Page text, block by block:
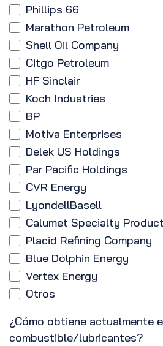
Phillips 66
Marathon Petroleum
Shell Oil Company
Citgo Petroleum
HF Sinclair
Koch Industries
BP
Motiva Enterprises
Delek US Holdings
Par Pacific Holdings
CVR Energy
LyondellBasell
Calumet Specialty
Placid Refining Company
Blue Dolphin Energy
Vertex Energy
Otros
¿Cómo obtiene actualmente
combustible/lubricantes?